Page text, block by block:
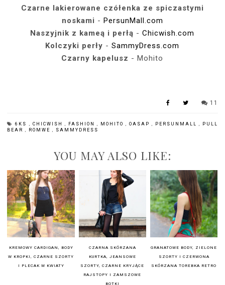
Czarne lakierowane czółenka ze spiczastymi
noskami - PersunMall.com
Naszyjnik z kameą i perłą -Chicwish.com
Kolczyki perły -SammyDress.com
Czarny kapelusz - Mohito
11
6KS CHICWISH FASHION MOHITO OASAP PERSUNMALL
PULL
BEAR
ROMWE SAMMYDRESS
YOU MAY ALSO LIKE:
KREMOWY CARDIGAN, BODY
W KROPKI, CZARNE SZORTY
I PLECAK W KWIATY
CZARNA SKÓRZANA
KURTKA, JEANSOWE
SZORTY, CZARNE KRYJĄCE
RAJSTOPY I ZAMSZOWE
BOTKI
GRANATOWE BODY, ZIELONE
SZORTY I CZERWONA
SKÓRZANA TOREBKA RETRO